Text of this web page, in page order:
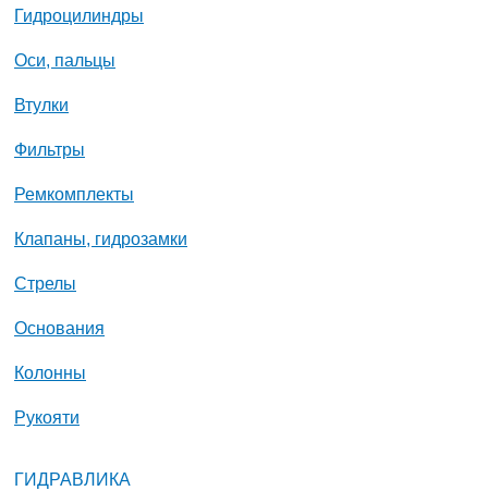
Гидроцилиндры
Оси, пальцы
Втулки
Фильтры
Ремкомплекты
Клапаны, гидрозамки
Стрелы
Основания
Колонны
Рукояти
ГИДРАВЛИКА